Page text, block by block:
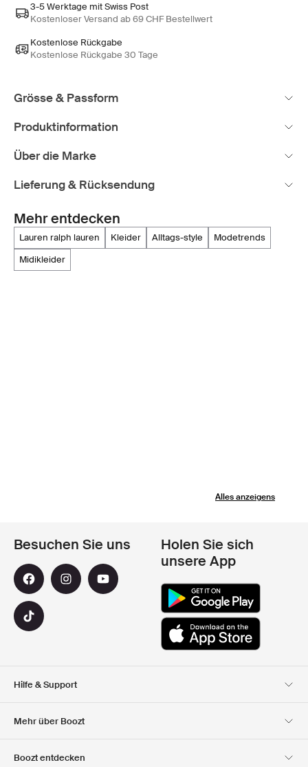
3-5 Werktage mit Swiss Post
Kostenloser Versand ab 69 CHF Bestellwert
Kostenlose Rückgabe
Kostenlose Rückgabe 30 Tage
Grösse & Passform
Produktinformation
Über die Marke
Lieferung & Rücksendung
Mehr entdecken
lauren ralph lauren kleider alltags-style
modetrends
midikleider
Alles anzeigens
Hilfe & Support
Mehr über Boozt
Boozt entdecken
Besuchen Sie uns
Holen Sie sich
unsere App